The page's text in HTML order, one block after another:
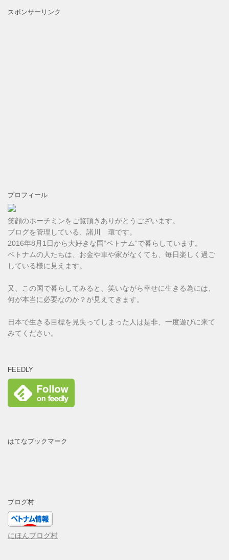
スポンサーリンク
プロフィール
笑顔のホーチミンをご覧頂きありがとうございます。
ブログを管理している、諸川 環です。
2016年8月1日から大好きな国“ベトナム”で暮らしています。
ベトナムの人たちは、お金や車や家がなくても、毎日楽しく過ご
している様に見えます。
又、この国で暮らしてみると、笑いながら幸せに生きる為には、
何が本当に必要なのか？が見えてきます。
日本で生きる目標を見失ってしまった人は是非、一度遊びに来て
みてください。
FEEDLY
はてなブックマーク
ブログ村
にほんブログ村